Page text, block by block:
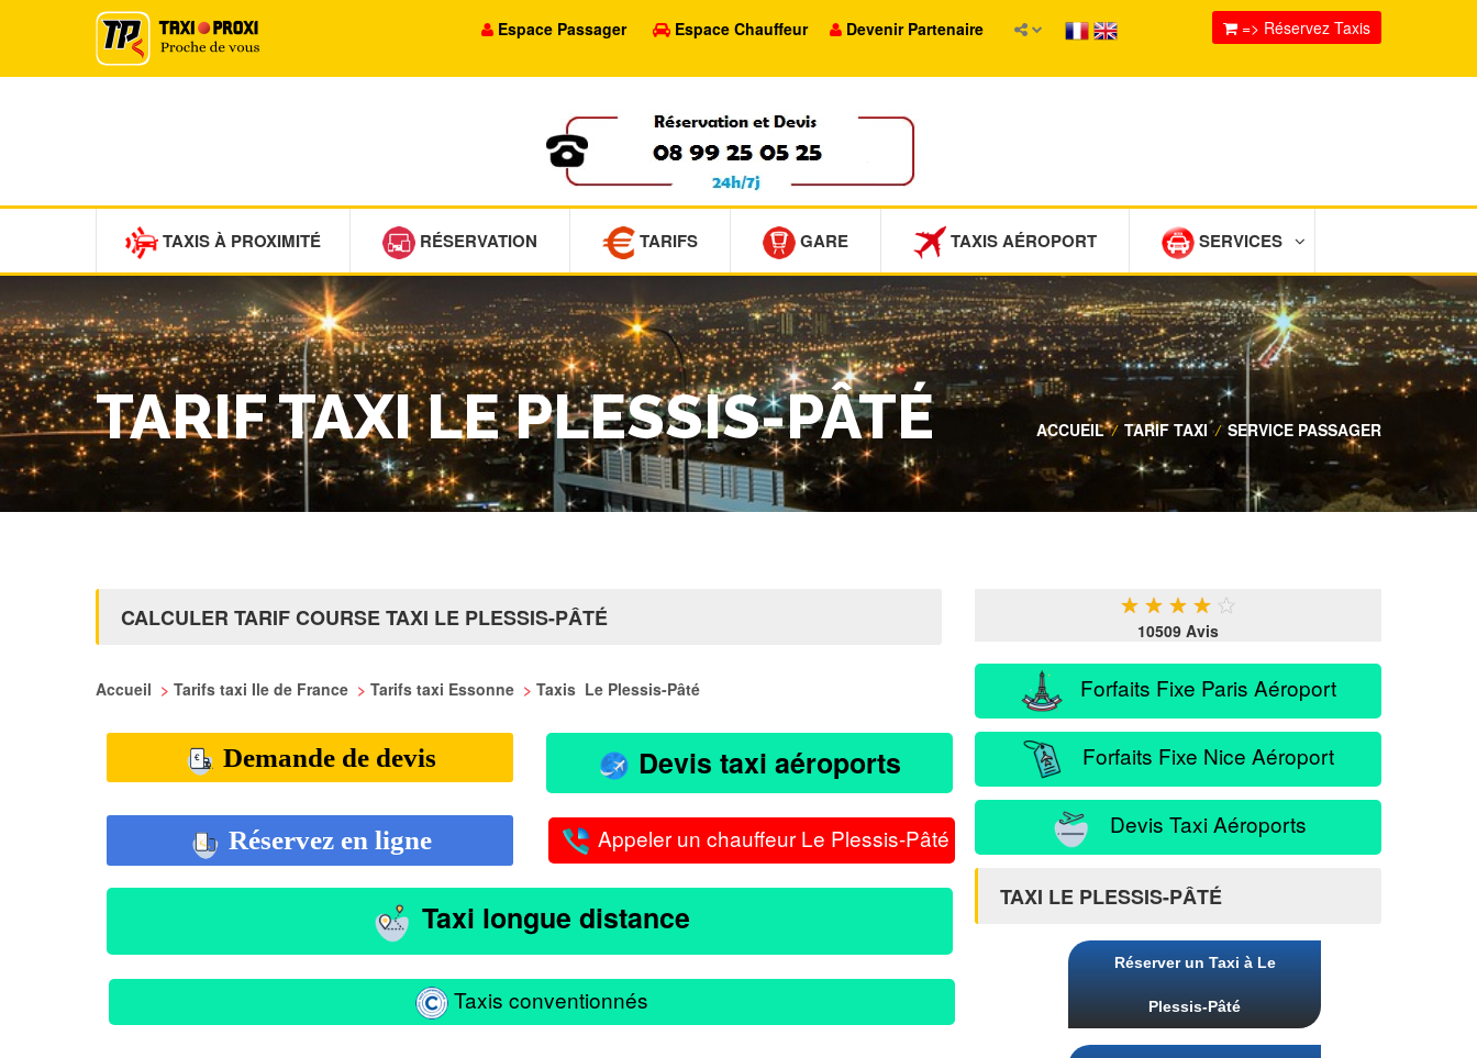
Espace Passager Espace Chauffeur Devenir Partenaire => Réservez Taxis
TAXIS À PROXIMITÉ RÉSERVATION TARIFS GARE TAXIS AÉROPORT SERVICES
TARIF TAXI LE PLESSIS-PÂTÉ ACCUEIL / TARIF TAXI / SERVICE PASSAGER
CALCULER TARIF COURSE TAXI LE PLESSIS-PÂTÉ
Accueil > Tarifs taxi Ile de France > Tarifs taxi Essonne > Taxis Le Plessis-Pâté
Demande de devis Devis taxi aéroports
Réservez en ligne Appeler un chauffeur Le Plessis-Pâté
Taxi longue distance
Taxis conventionnés
★ ★ ★ ★ ★
10509 Avis
Forfaits Fixe Paris Aéroport
Forfaits Fixe Nice Aéroport
Devis Taxi Aéroports
TAXI LE PLESSIS-PÂTÉ
Réserver un Taxi à Le
Plessis-Pâté